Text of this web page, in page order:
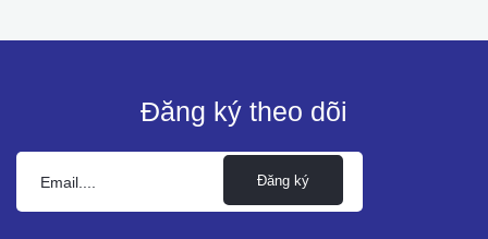
Đăng ký theo dõi
Đăng ký